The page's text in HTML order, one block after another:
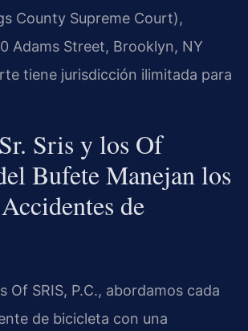
County Supreme Court),
Adams Street, Brooklyn, NY
tiene jurisdicción ilimitada para
Sris y los Of
Bufete Manejan los
de
Of SRIS, P.C., abordamos cada
de bicicleta con una